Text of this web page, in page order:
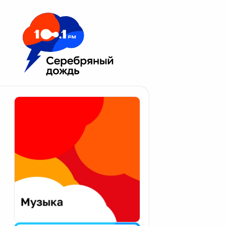
Москва 100.1 FM
Апатиты
Екатеринбург
Калининград
Калуга